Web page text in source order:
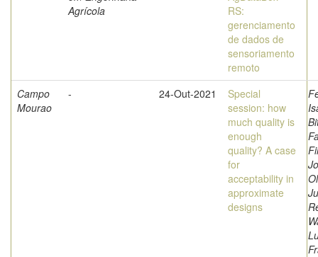
Agrícola
RS:
gerenciamento
de dados de
sensoriamento
remoto
Campo
Mourao
- 24-Out-2021
Special
session: how
much quality is
enough
quality? A case
for
acceptability in
approximate
designs